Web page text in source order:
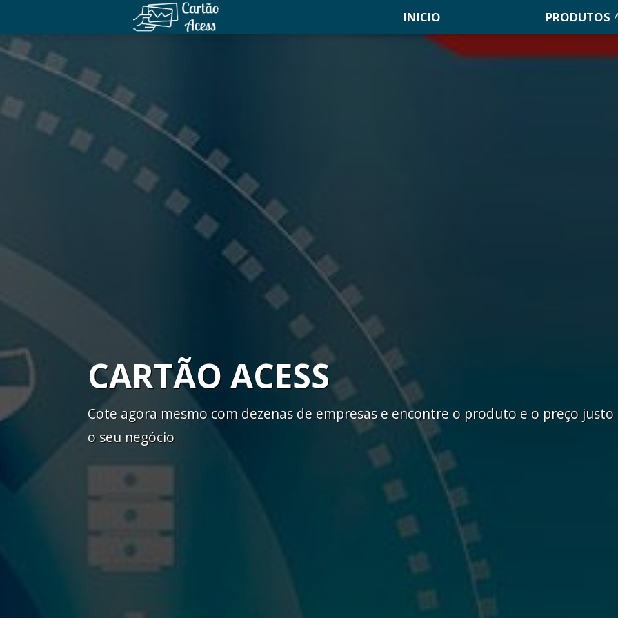
INICIO PRODUTOS
CARTÃO ACESS
Cote agora mesmo com dezenas de empresas e encontre o produto e o preço justo
o seu negócio